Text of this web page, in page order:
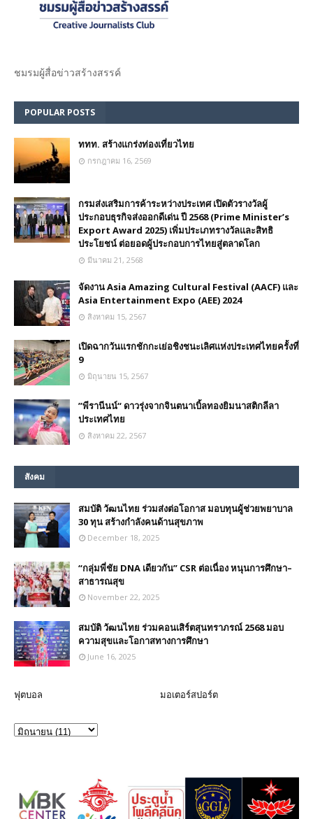
ชมรม​ผู้สื่อข่าวสร้างสรรค์​
POPULAR POSTS
ททท. สร้างแกร่งท่องเที่ยวไทย
กรกฎาคม 16, 2569
กรมส่งเสริมการค้าระหว่างประเทศ เปิดตัวรางวัลผู้
ประกอบธุรกิจส่งออกดีเด่น ปี 2568 (Prime Minister’s
Export Award 2025) เพิ่มประเภทรางวัลและสิทธิ
ประโยชน์ ต่อยอดผู้ประกอบการไทยสู่ตลาดโลก
มีนาคม 21, 2568
จัดงาน Asia Amazing Cultural Festival (AACF) และ
Asia Entertainment Expo (AEE) 2024
สิงหาคม 15, 2567
เปิดฉากวันแรกชักกะเย่อชิงชนะเลิศแห่งประเทศไทยครั้งที่
9
มิถุนายน 15, 2567
”พีรานีนน์“​ ดาวรุ่งจากจินตนาเบิ้ลทองยิมนาสติกลีลา
ประเทศไทย
สิงหาคม 22, 2567
สังคม
สมบัติ วัฒนไทย ร่วมส่งต่อโอกาส มอบทุนผู้ช่วยพยาบาล
30 ทุน สร้างกำลังคนด้านสุขภาพ
December 18, 2025
“กลุ่มพี่ชัย DNA เดียวกัน” CSR ต่อเนื่อง หนุนการศึกษา–
สาธารณสุข
November 22, 2025
สมบัติ วัฒนไทย ร่วมคอนเสิร์ตสุนทราภรณ์ 2568 มอบ
ความสุขและโอกาสทางการศึกษา
June 16, 2025
ฟุตบอล มอเตอร์สปอร์ต